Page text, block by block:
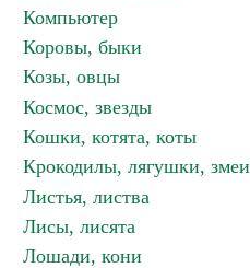
Компьютер
Коровы, быки
Козы, овцы
Космос, звезды
Кошки, котята, коты
Крокодилы, лягушки, змеи
Листья, листва
Лисы, лисята
Лошади, кони